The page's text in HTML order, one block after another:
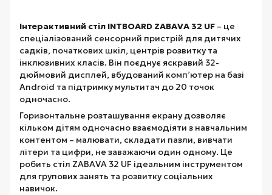
Інтерактивний стіл INTBOARD ZABAVA 32 UF – це
спеціалізований сенсорний пристрій для дитячих
садків, початкових шкіл, центрів розвитку та
інклюзивних класів. Він поєднує яскравий 32-
дюймовий дисплей, вбудований комп’ютер на базі
Android та підтримку мультитач до 20 точок
одночасно.
Горизонтальне розташування екрану дозволяє
кільком дітям одночасно взаємодіяти з навчальним
контентом – малювати, складати пазли, вивчати
літери та цифри, не заважаючи один одному. Це
робить стіл ZABAVA 32 UF ідеальним інструментом
для групових занять та розвитку соціальних
навичок.